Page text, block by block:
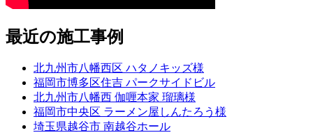
最近の施工事例
北九州市八幡西区 ハタノキッズ様
福岡市博多区住吉 パークサイドビル
北九州市八幡西 伽喱本家 瑠璃様
福岡市中央区 ラーメン屋しんたろう様
埼玉県越谷市 南越谷ホール